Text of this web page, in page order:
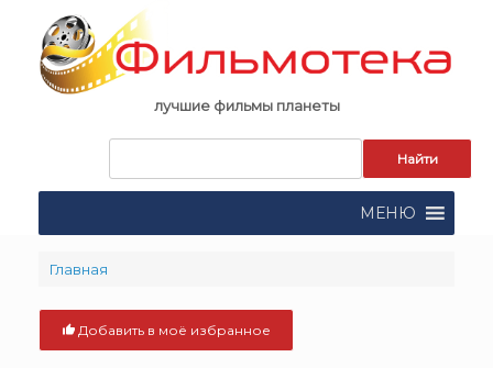
content
лучшие фильмы планеты
поиска:
МЕНЮ
Главная
Добавить в моё избранное